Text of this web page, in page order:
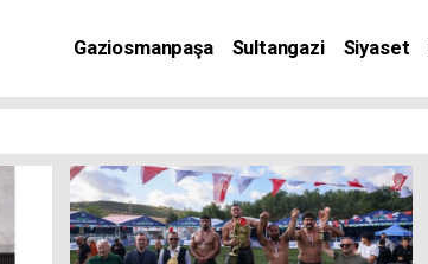
Gaziosmanpaşa Sultangazi Siyaset